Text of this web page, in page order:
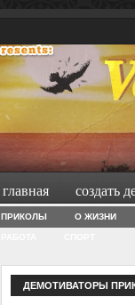
главная создать
ПРИКОЛЫ О ЖИЗНИ
ДЕМОТИВАТОРЫ